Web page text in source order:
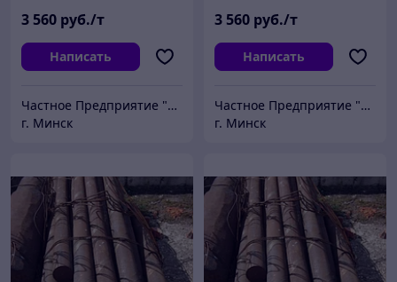
3 560 руб./т
Написать
Частное Предприятие "ПромШтамп"
г. Минск
3 560 руб./т
Написать
Частное Предприятие "ПромШтамп"
г. Минск